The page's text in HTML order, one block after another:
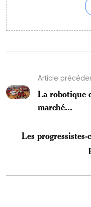
Article
La robotique
marché...
Les